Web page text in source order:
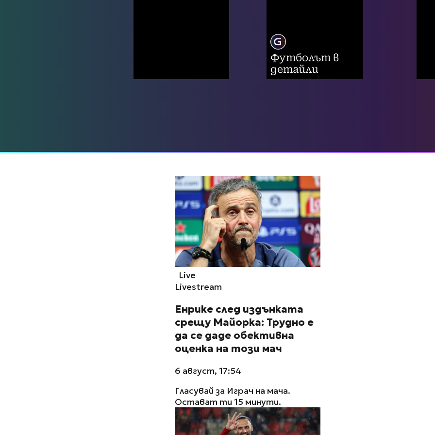
Футболът в
детайли
Live
Livestream
Енрике след издънката
срещу Майорка: Трудно е
да се даде обективна
оценка на този мач
6 август, 17:54
Гласувай за Играч на мача.
Остават ти 15 минути.